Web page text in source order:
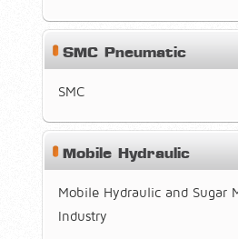
SMC Pneumatic
SMC
Mobile Hydraulic
Mobile Hydraulic and Sugar
Industry